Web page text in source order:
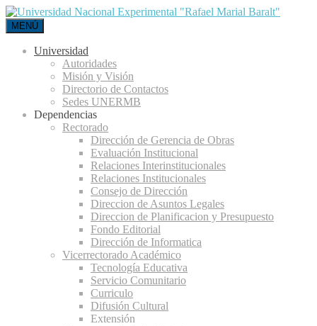
MENÚ
Universidad
Autoridades
Misión y Visión
Directorio de Contactos
Sedes UNERMB
Dependencias
Rectorado
Dirección de Gerencia de Obras
Evaluación Institucional
Relaciones Interinstitucionales
Relaciones Institucionales
Consejo de Dirección
Direccion de Asuntos Legales
Direccion de Planificacion y Presupuesto
Fondo Editorial
Dirección de Informatica
Vicerrectorado Académico
Tecnología Educativa
Servicio Comunitario
Curriculo
Difusión Cultural
Extensión